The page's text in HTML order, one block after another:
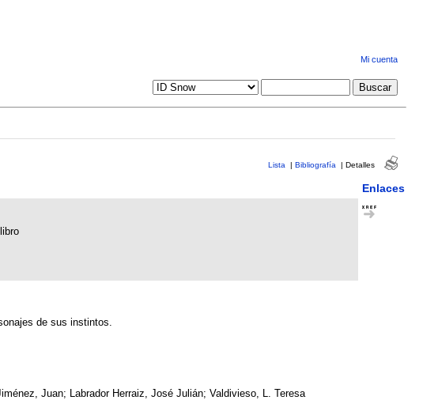
Mi cuenta
Lista | Bibliografía | Detalles
Enlaces
de sus instintos.
Fernández Jiménez, Juan; Labrador Herraiz, José Julián; Valdivieso, L. Teresa